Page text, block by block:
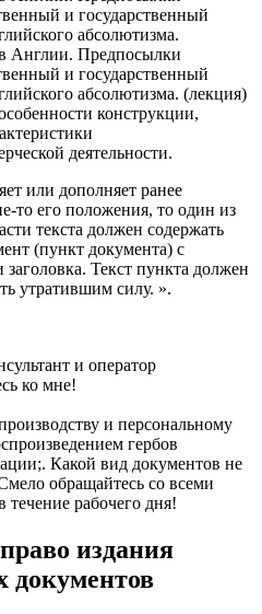
и государственный
абсолютизма.
Англии. Предпосылки
и государственный
абсолютизма. (лекция)
конструкции,
деятельности.
или дополняет ранее
то его положения, то один из
текста должен содержать
(пункт документа) с
Текст пункта должен
утратившим силу. ».
и оператор
ко мне!
и персональному
гербов
Какой вид документов не
обращайтесь со всеми
течение рабочего дня!
издания
документов